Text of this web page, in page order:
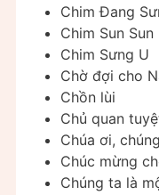
Chim Đang
Chim Sun Sun
Chim Sưng U
Chờ đợi cho
Chồn lùi
Chủ quan
Chúa ơi,
Chúc mừng
Chúng ta là